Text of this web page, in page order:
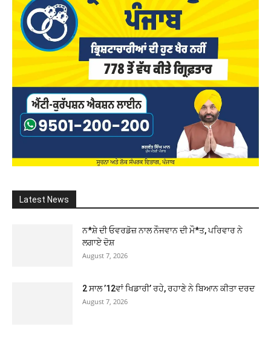
Latest News
ਨ*ਸ਼ੇ ਦੀ ਓਵਰਡੋਜ਼ ਨਾਲ ਨੌਜਵਾਨ ਦੀ ਮੌ*ਤ, ਪਰਿਵਾਰ ਨੇ
ਲਗਾਏ ਦੋਸ਼
August 7, 2026
2 ਸਾਲ ’12ਵਾਂ ਖਿਡਾਰੀ’ ਰਹੇ, ਰਹਾਣੇ ਨੇ ਬਿਆਨ ਕੀਤਾ ਦਰਦ
August 7, 2026